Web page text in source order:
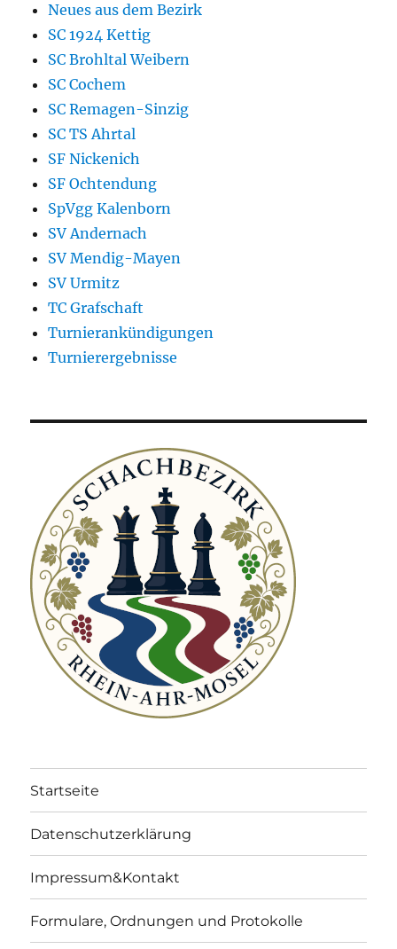
Neues aus dem Bezirk
SC 1924 Kettig
SC Brohltal Weibern
SC Cochem
SC Remagen-Sinzig
SC TS Ahrtal
SF Nickenich
SF Ochtendung
SpVgg Kalenborn
SV Andernach
SV Mendig-Mayen
SV Urmitz
TC Grafschaft
Turnierankündigungen
Turnierergebnisse
Startseite
Datenschutzerklärung
Impressum&Kontakt
Formulare, Ordnungen und Protokolle